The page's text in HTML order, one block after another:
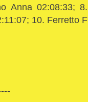
Anna 02:08:33;
10. Ferretto